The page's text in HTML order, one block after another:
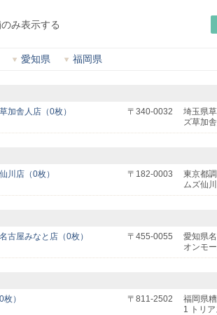
み表示する
愛知県 福岡県
加舎人店（0枚） 〒340-0032
埼玉県
ズ草加
川店（0枚） 〒182-0003
東京都
ムズ仙
古屋みなと店（0枚） 〒455-0055
愛知県
オンモ
） 〒811-2502
福岡県
1 トリア